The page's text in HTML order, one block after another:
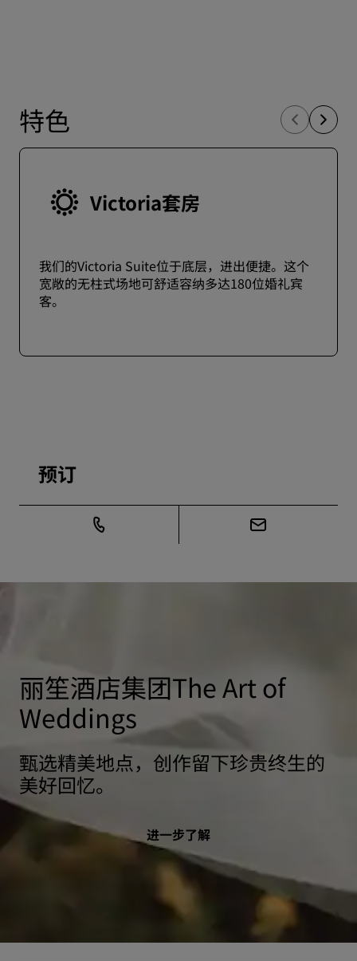
特色
Victoria套房
我们的Victoria Suite位于底层，进出便捷。这个
宽敞的无柱式场地可舒适容纳多达180位婚礼宾
客。
预订
丽笙酒店集团The Art of
Weddings
甄选精美地点，创作留下珍贵终生的
美好回忆。
进一步了解